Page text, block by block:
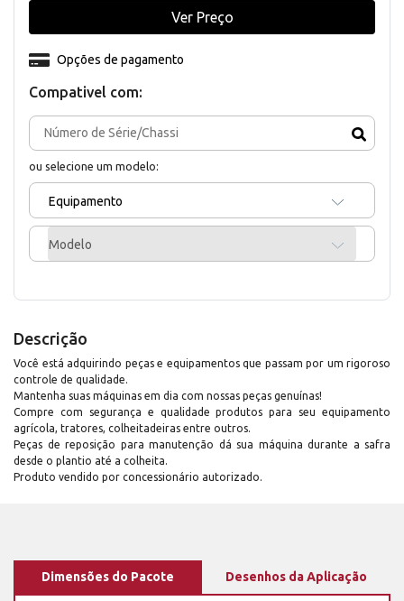
Compativel com:
ou selecione um modelo:
Equipamento
Modelo
Opções de pagamento
Ver Preço
Descrição
Você está adquirindo peças e equipamentos que passam por um rigoroso
controle de qualidade.
Mantenha suas máquinas em dia com nossas peças genuínas!
Compre com segurança e qualidade produtos para seu equipamento
agrícola, tratores, colheitadeiras entre outros.
Peças de reposição para manutenção dá sua máquina durante a safra
desde o plantio até a colheita.
Produto vendido por concessionário autorizado.
Dimensões do Pacote Desenhos da Aplicação